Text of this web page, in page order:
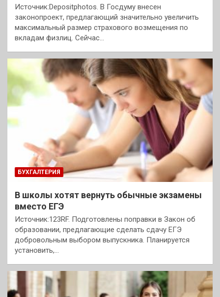
Источник:Depositphotos. В Госдуму внесен
законопроект, предлагающий значительно увеличить
максимальный размер страхового возмещения по
вкладам физлиц. Сейчас…
БУХГАЛТЕРИЯ
В школы хотят вернуть обычные экзамены
вместо ЕГЭ
Источник:123RF. Подготовлены поправки в Закон об
образовании, предлагающие сделать сдачу ЕГЭ
добровольным выбором выпускника. Планируется
установить,…